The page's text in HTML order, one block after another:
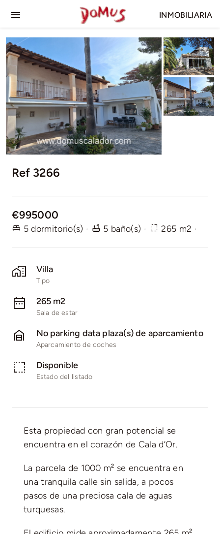
Toggle
Navigation
Inicio
Venta
Alquiler
INMOBILIARIA
Ref 3266
€995000
5 dormitorio(s) · 5 baño(s) · 265 m2 ·
Villa
Tipo
265 m2
Sala de estar
No parking data plaza(s) de aparcamiento
Aparcamiento de coches
Disponible
Estado del listado
Esta propiedad con gran potencial se
encuentra en el corazón de Cala d’Or.
La parcela de 1000 m² se encuentra en
una tranquila calle sin salida, a pocos
pasos de una preciosa cala de aguas
turquesas.